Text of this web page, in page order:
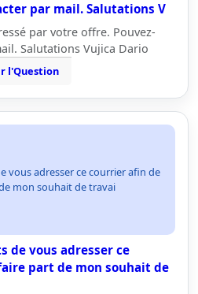
par mail. Salutations V
par votre offre. Pouvez-
Salutations Vujica Dario
l'Question
vous adresser ce courrier afin de
mon souhait de travai
de vous adresser ce
part de mon souhait de